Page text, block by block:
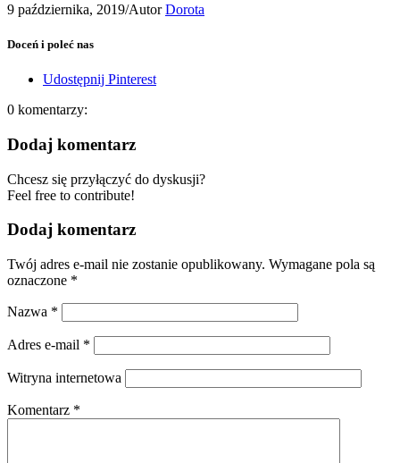
9 października, 2019/AutorDorota
Doceń i poleć nas
Udostępnij Pinterest
0 komentarzy:
Dodaj komentarz
Chcesz się przyłączyć do dyskusji?
Feel free to contribute!
Dodaj komentarz
Twój adres e-mail nie zostanie opublikowany. Wymagane pola są
oznaczone *
Nazwa *
Adres e-mail *
Witryna internetowa
Komentarz *